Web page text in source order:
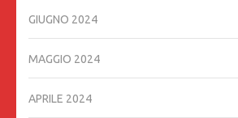
GIUGNO 2024
MAGGIO 2024
APRILE 2024